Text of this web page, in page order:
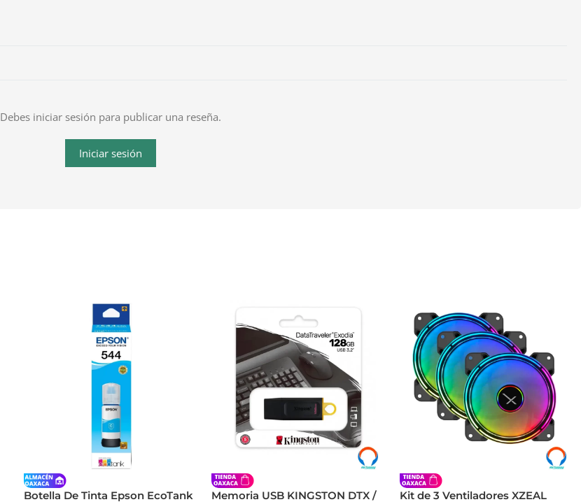
Debes iniciar sesión para publicar una reseña.
Iniciar sesión
Botella De Tinta Epson EcoTank Memoria USB KINGSTON DTX / Kit de 3 Ventiladores XZEAL